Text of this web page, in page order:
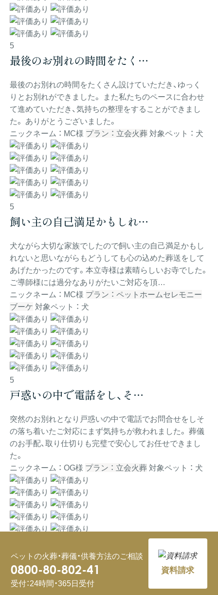
5
最後のお別れの時間をたく…
最後のお別れの時間をたくさん設けていただき、ゆっく
りとお別れができました。 また私たちのペースに合わせ
て進めていただき、気持ちの整理をすることができまし
た。 ありがとうございました。
ニックネーム ： MC様 プラン ： 立会火葬 対象ペット ： 犬
5
飼い主の自己満足かもしれ…
犬ながら大切な家族でしたので飼い主の自己満足かもし
れないと思いながらもどうしても心の込めた葬送をして
あげたかったのです。本立寺様は素晴らしいお寺でした。
ご導師様には過分なありがたいご対応を頂…
ニックネーム ： MC様 プラン ： ペットホームセレモニー
ブーケ 対象ペット ： 犬
5
戸惑いの中で電話をし、そ…
突然のお別れとなり戸惑いの中で電話でお問合せをしそ
の落ち着いたご対応にまず気持ちが救われました。 葬儀
のお手配、取り仕切りも完璧で安心してお任せできまし
た。
ニックネーム ： OG様 プラン ： 立会火葬 対象ペット ： 犬
知り合いにも安心しておす…
内容に過不足なく費用も明確で安心してお願いできまし
ペットの火葬・葬儀・供養方法のご相談
0800-80-802-41
受付：24時間・365日受付
資料請求